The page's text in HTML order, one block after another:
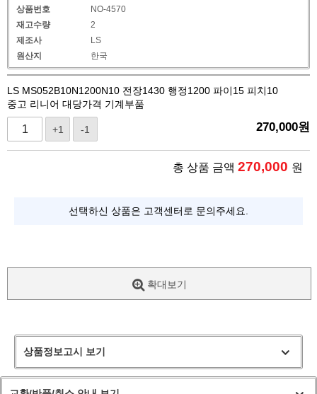
상품번호
NO-4570
재고수량
2
제조사
LS
원산지
한국
LS MS052B10N1200N10 전장1430 행정1200 파이15 피치10
중고 리니어 대당가격 기계부품
+1 -1 270,000원
총 상품 금액 270,000 원
선택하신 상품은 고객센터로 문의주세요.
확대보기
상품정보고시 보기